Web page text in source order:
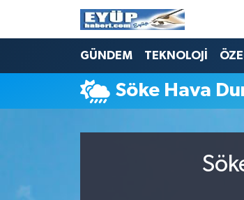
GÜNDEM TEKNOLOJİ
Söke Hava